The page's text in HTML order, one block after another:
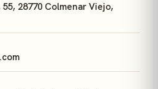
28770 Colmenar Viejo,